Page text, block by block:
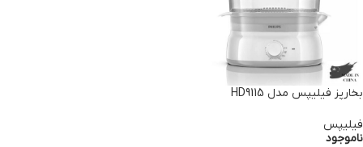
بخارپز فیلیپس مدل HD9115
فیلیپس
ناموجود